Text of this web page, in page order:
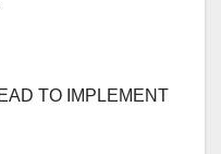
TO IMPLEMENT